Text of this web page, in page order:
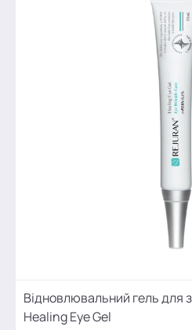
Відновлювальний гель для
Healing Eye Gel